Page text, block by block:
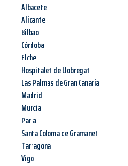
Albacete
Alicante
Bilbao
Córdoba
Elche
Hospitalet de Llobregat
Las Palmas de Gran Canaria
Madrid
Murcia
Parla
Santa Coloma de Gramanet
Tarragona
Vigo